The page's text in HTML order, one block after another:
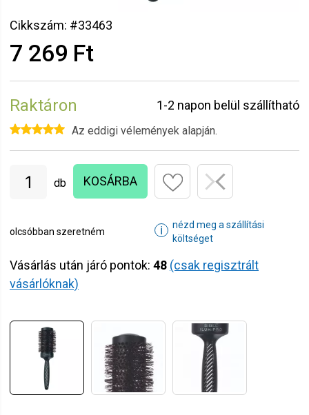
Cikkszám: #33463
7 269 Ft
Raktáron 1-2 napon belül szállítható
Az eddigi vélemények alapján.
db KOSÁRBA
olcsóbban szeretném ℹ
nézd meg a szállítási
költséget
Vásárlás után járó pontok: 48 (csak regisztrált
vásárlóknak)